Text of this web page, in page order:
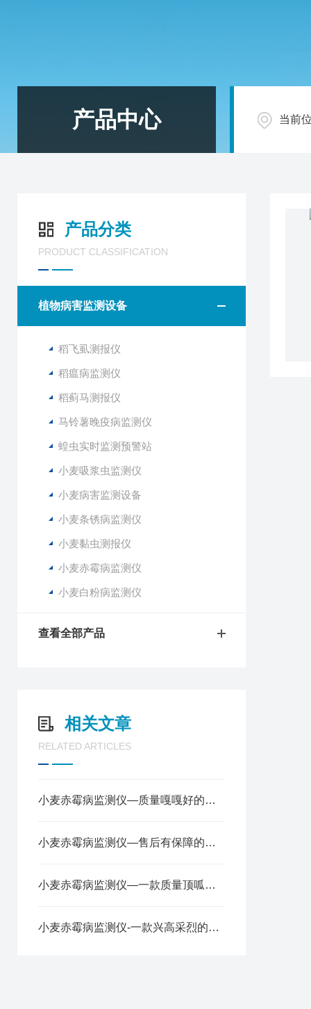
产品中心 当前
产品分类
PRODUCT CLASSIFICATION
植物病害监测设备
稻飞虱测报仪
稻瘟病监测仪
稻蓟马测报仪
马铃薯晚疫病监测仪
蝗虫实时监测预警站
小麦吸浆虫监测仪
小麦病害监测设备
小麦条锈病监测仪
小麦黏虫测报仪
小麦赤霉病监测仪
小麦白粉病监测仪
查看全部产品
相关文章
RELATED ARTICLES
小麦赤霉病监测仪—质量嘎嘎好的小麦赤霉病监测设备@2025已更新
小麦赤霉病监测仪—售后有保障的小麦赤霉病监测设备2024全+境+派+送
小麦赤霉病监测仪—一款质量顶呱呱的小麦赤霉病监测设备@2024新消息
小麦赤霉病监测仪-一款兴高采烈的小麦赤霉病监测设备（全+国+派+送）